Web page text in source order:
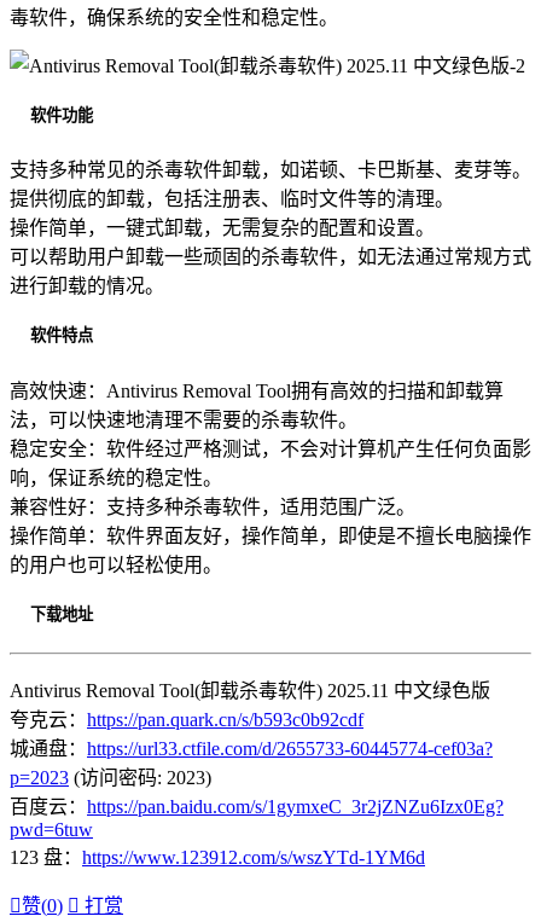
毒软件，确保系统的安全性和稳定性。
软件功能
支持多种常见的杀毒软件卸载，如诺顿、卡巴斯基、麦芽等。
提供彻底的卸载，包括注册表、临时文件等的清理。
操作简单，一键式卸载，无需复杂的配置和设置。
可以帮助用户卸载一些顽固的杀毒软件，如无法通过常规方式
进行卸载的情况。
软件特点
高效快速：Antivirus Removal Tool拥有高效的扫描和卸载算
法，可以快速地清理不需要的杀毒软件。
稳定安全：软件经过严格测试，不会对计算机产生任何负面影
响，保证系统的稳定性。
兼容性好：支持多种杀毒软件，适用范围广泛。
操作简单：软件界面友好，操作简单，即使是不擅长电脑操作
的用户也可以轻松使用。
下载地址
Antivirus Removal Tool(卸载杀毒软件) 2025.11 中文绿色版
夸克云： https://pan.quark.cn/s/b593c0b92cdf
城通盘： https://url33.ctfile.com/d/2655733-60445774-cef03a?
p=2023 (访问密码: 2023)
百度云： https://pan.baidu.com/s/1gymxeC_3r2jZNZu6Izx0Eg?
pwd=6tuw
123 盘： https://www.123912.com/s/wszYTd-1YM6d
赞(0)  打赏